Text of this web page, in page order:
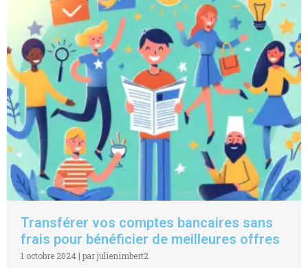
Transférer vos comptes bancaires sans
frais pour bénéficier de meilleures offres
1 octobre 2024 | par julienimbert2